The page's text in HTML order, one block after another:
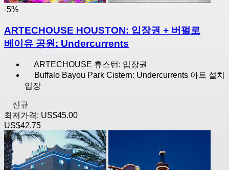
-5%
ARTECHOUSE HOUSTON: 입장권 + 버펄로
베이유 공원: Undercurrents
ARTECHOUSE 휴스턴: 입장권
Buffalo Bayou Park Cistern: Undercurrents 아트 설치
입장
신규
최저가격: US$45.00
US$42.75